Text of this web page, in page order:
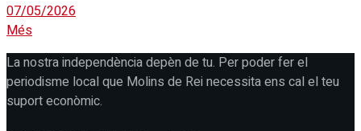
07/05/2026
Més
La nostra independència depèn de tu. Per poder fer el
periodisme local que Molins de Rei necessita ens cal el teu
suport econòmic.